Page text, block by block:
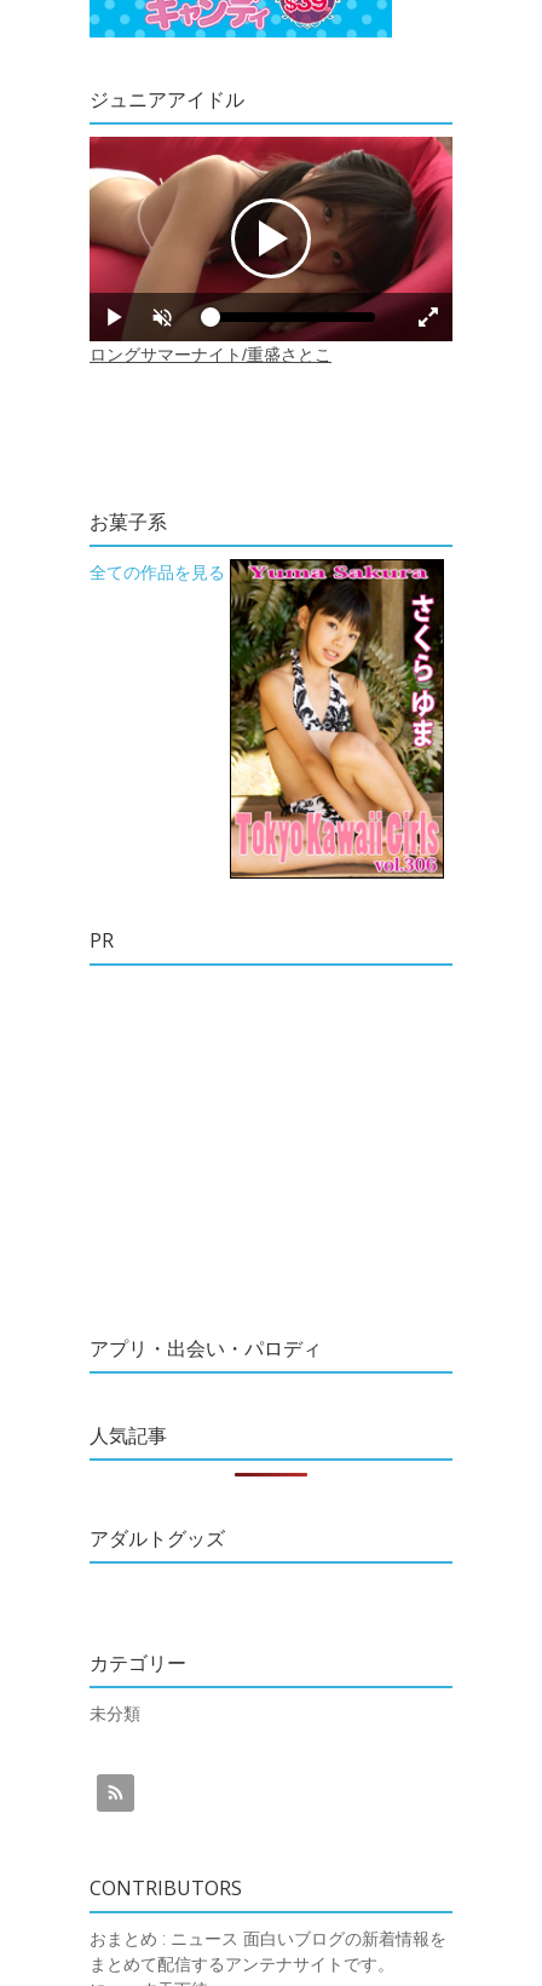
ジュニアアイドル
お菓子系
全ての作品を見る
PR
アプリ・出会い・パロディ
人気記事
アダルトグッズ
カテゴリー
未分類
CONTRIBUTORS
おまとめ : ニュース 面白いブログの新着情報を
まとめて配信するアンテナサイトです。